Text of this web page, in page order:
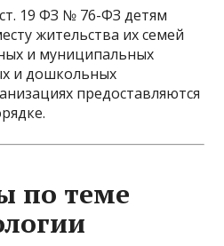
19 ФЗ № 76-ФЗ детям
жительства их семей
и муниципальных
и дошкольных
предоставляются
по теме